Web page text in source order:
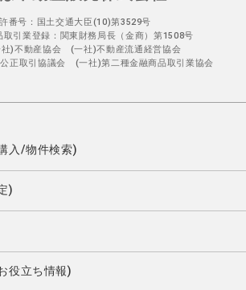
番号：国土交通大臣(10)第3529号
取引業登録：関東財務局長（金商）第1508号
社)不動産協会 (一社)不動産流通経営協会
正取引協議会 (一社)第二種金融商品取引業協会
入/物件検索)
)
役立ち情報)